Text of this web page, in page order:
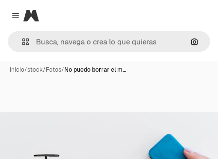
Close menu
Magnific
Inicio/stock/Fotos/No puedo borrar el m…